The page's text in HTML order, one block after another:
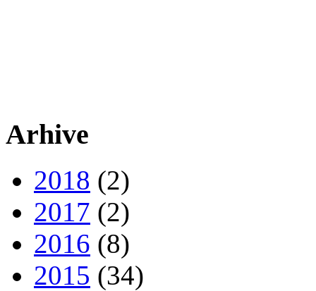
Arhive
2018 (2)
2017 (2)
2016 (8)
2015 (34)